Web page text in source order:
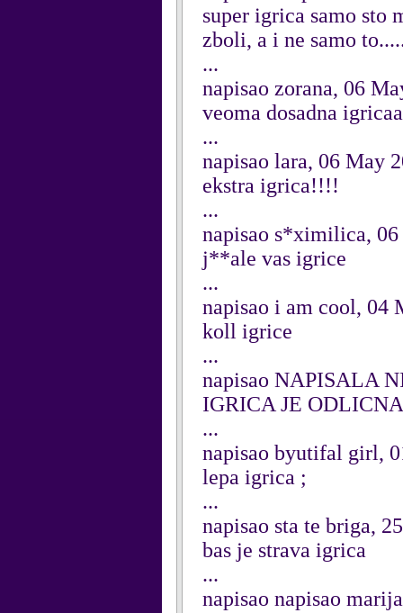
super igrica samo sto
zboli, a i ne samo
...
napisao zorana, 06
veoma dosadna
...
napisao lara, 06 May
ekstra igrica!!!!
...
napisao s*ximilica,
j**ale vas igrice
...
napisao i am cool, 04
koll igrice
...
napisao NAPISALA
IGRICA JE
...
napisao byutifal girl,
lepa igrica ;
...
napisao sta te briga,
bas je strava igrica
...
napisao napisao